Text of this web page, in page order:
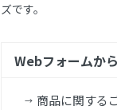
ズです。
Webフォームか
商品に関する